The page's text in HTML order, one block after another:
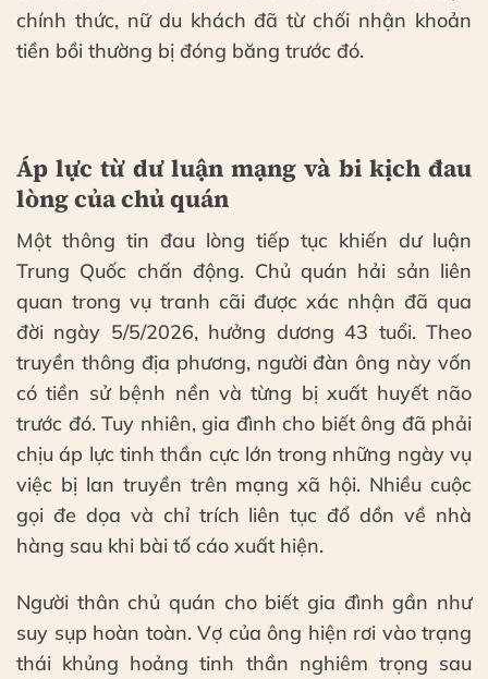
chính thức, nữ du khách đã từ chối nhận khoản
tiền bồi thường bị đóng băng trước đó.
Áp lực từ dư luận mạng và bi kịch đau
lòng của chủ quán
Một thông tin đau lòng tiếp tục khiến dư luận
Trung Quốc chấn động. Chủ quán hải sản liên
quan trong vụ tranh cãi được xác nhận đã qua
đời ngày 5/5/2026, hưởng dương 43 tuổi. Theo
truyền thông địa phương, người đàn ông này vốn
có tiền sử bệnh nền và từng bị xuất huyết não
trước đó. Tuy nhiên, gia đình cho biết ông đã phải
chịu áp lực tinh thần cực lớn trong những ngày vụ
việc bị lan truyền trên mạng xã hội. Nhiều cuộc
gọi đe dọa và chỉ trích liên tục đổ dồn về nhà
hàng sau khi bài tố cáo xuất hiện.
Người thân chủ quán cho biết gia đình gần như
suy sụp hoàn toàn. Vợ của ông hiện rơi vào trạng
thái khủng hoảng tinh thần nghiêm trọng sau